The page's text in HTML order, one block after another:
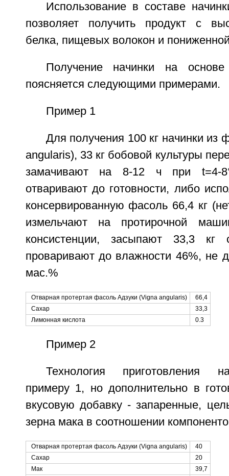
Использование в составе
позволяет получить продукт с
белка, пищевых волокон и
Получение начинки на
поясняется следующими примерами.
Пример 1
Для получения 100 кг начинки из
angularis), 33 кг бобовой культуры
замачивают на 8-12 ч при t=4-
отваривают до готовности, либо
консервированную фасоль 66,4 кг
измельчают на протирочной
консистенции, засыпают 33,3 кг
проваривают до влажности 46%, не
мас.%
Отварная протертая фасоль Адзуки (Vigna angularis)
66,4
Сахар
33,3
Лимонная кислота
0.3
Пример 2
Технология приготовления
примеру 1, но дополнительно в
вкусовую добавку - запаренные,
зерна мака в соотношении
Отварная протертая фасоль Адзуки (Vigna angularis)
40
Сахар
20
Мак
39,7